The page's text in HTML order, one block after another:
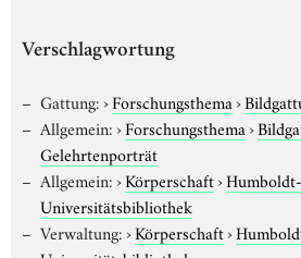
Verschlagwortung
Gattung:›Forschungsthema›
Allgemein:›Forschungsthema›
Gelehrtenporträt
Allgemein:›Körperschaft›
Universitätsbibliothek
Verwaltung:›Körperschaft›